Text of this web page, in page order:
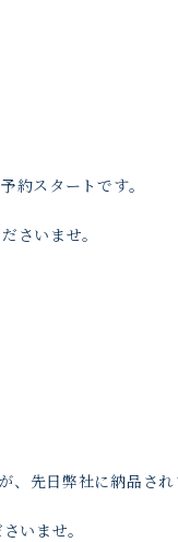
約スタートです。
さいませ。
、先日弊社に納品さ
いませ。